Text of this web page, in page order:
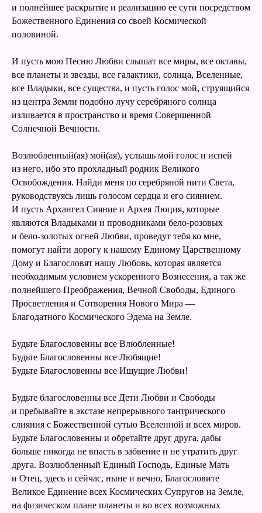
и полнейшее раскрытие и реализацию ее сути посредством
Божественного Единения со своей Космической
половиной.
И пусть мою Песню Любви слышат все миры, все октавы,
все планеты и звезды, все галактики, солнца, Вселенные,
все Владыки, все существа, и пусть голос мой, струящийся
из центра Земли подобно лучу серебряного солнца
изливается в пространство и время Совершенной
Солнечной Вечности.
Возлюбленный(ая) мой(ая), услышь мой голос и испей
из него, ибо это прохладный родник Великого
Освобождения. Найди меня по серебряной нити Света,
руководствуясь лишь голосом сердца и его сиянием.
И пусть Архангел Сияние и Архея Люция, которые
являются Владыками и проводниками бело-розовых
и бело-золотых огней Любви, проведут тебя ко мне,
помогут найти дорогу к нашему Единому Царственному
Дому и Благословят нашу Любовь, которая является
необходимым условием ускоренного Вознесения, а так же
полнейшего Преображения, Вечной Свободы, Единого
Просветления и Сотворения Нового Мира —
Благодатного Космического Эдема на Земле.
Будьте Благословенны все Влюбленные!
Будьте Благословенны все Любящие!
Будьте Благословенны все Ищущие Любви!
Будьте благословенны все Дети Любви и Свободы
и пребывайте в экстазе непрерывного тантрического
слияния с Божественной сутью Вселенной и всех миров.
Будьте Благословенны и обретайте друг друга, дабы
больше никогда не впасть в забвение и не утратить друг
друга. Возлюбленный Единый Господь, Единые Мать
и Отец, здесь и сейчас, ныне и вечно, Благословите
Великое Единение всех Космических Супругов на Земле,
на физическом плане планеты и во всех возможных